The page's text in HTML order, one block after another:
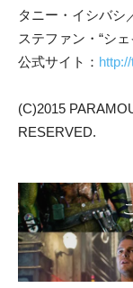
タニー・イシバシ
ステファン・“シ
公式サイト：
(C)2015
RESERVED.